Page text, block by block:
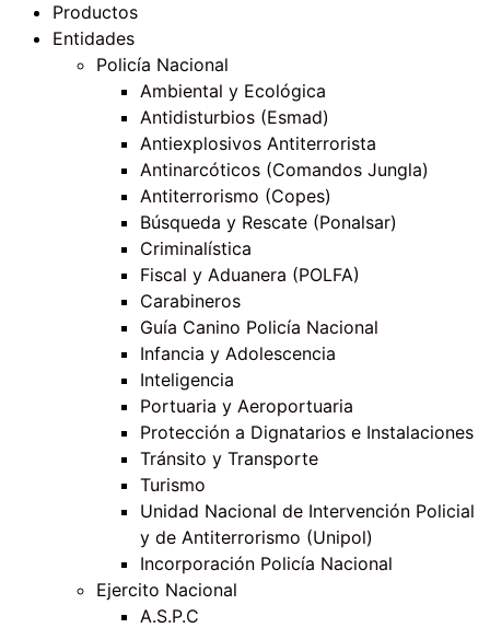
Productos
Entidades
Policía Nacional
Ambiental y Ecológica
Antidisturbios (Esmad)
Antiexplosivos Antiterrorista
Antinarcóticos (Comandos Jungla)
Antiterrorismo (Copes)
Búsqueda y Rescate (Ponalsar)
Criminalística
Fiscal y Aduanera (POLFA)
Carabineros
Guía Canino Policía Nacional
Infancia y Adolescencia
Inteligencia
Portuaria y Aeroportuaria
Protección a Dignatarios e Instalaciones
Tránsito y Transporte
Turismo
Unidad Nacional de Intervención Policial
y de Antiterrorismo (Unipol)
Incorporación Policía Nacional
Ejercito Nacional
A.S.P.C